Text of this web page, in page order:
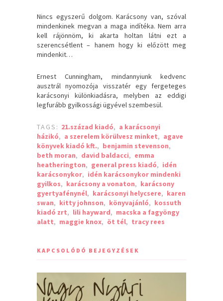
Nincs egyszerű dolgom. Karácsony van, szóval
mindenkinek megvan a maga indítéka. Nem arra
kell rájönnöm, ki akarta holtan látni ezt a
szerencsétlent – hanem hogy ki előzött meg
mindenkit…
Ernest Cunningham, mindannyiunk kedvenc
ausztrál nyomozója visszatér egy fergeteges
karácsonyi különkiadásra, melyben az eddigi
legfurább gyilkossági ügyével szembesül.
TAGS: 21.század kiadó, a karácsonyi
házikó, a szerelem körülvesz minket, agave
könyvek kiadó kft., benjamin stevenson,
beth moran, david baldacci, emma
heatherington, general press kiadó, idén
karácsonykor, idén karácsonykor mindenki
gyilkos, karácsony a vonaton, karácsony
gyertyafénynél, karácsonyi helycsere, karen
swan, kitty johnson, könyvajánló, kossuth
kiadó zrt, lili hayward, macska a fagyöngy
alatt, maggie knox, öt tél, tracy rees
KAPCSOLÓDÓ BEJEGYZÉSEK